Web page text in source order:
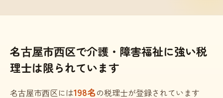
名古屋市西区で介護・障害福祉に強い税
理士は限られています
名古屋市西区には198名の税理士が登録されています